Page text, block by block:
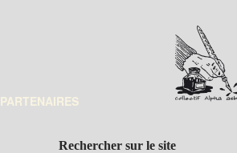
PARTENAIRES
Rechercher sur le site